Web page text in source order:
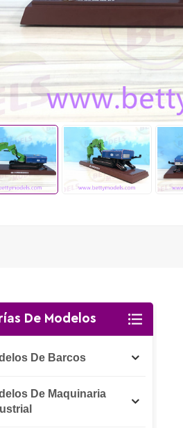
De Modelos
De Barcos
De Maquinaria